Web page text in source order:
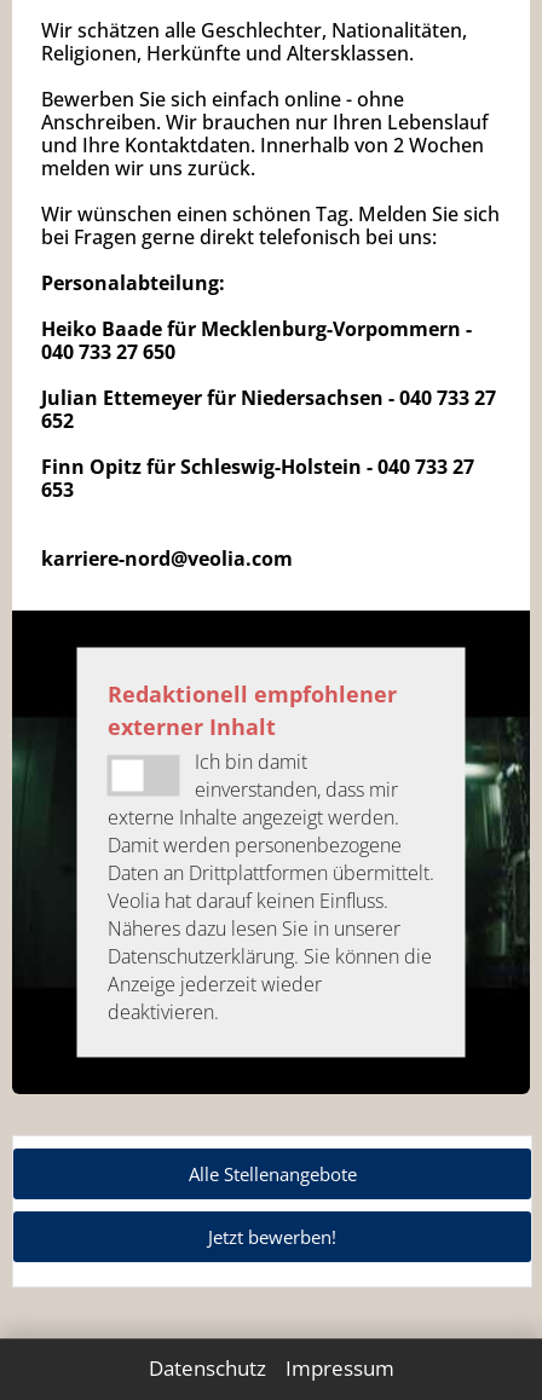
Alle Stellenangebote
Jetzt bewerben!
Wir schätzen alle Geschlechter, Nationalitäten,
Religionen, Herkünfte und Altersklassen.
Bewerben Sie sich einfach online - ohne
Anschreiben. Wir brauchen nur Ihren Lebenslauf
und Ihre Kontaktdaten. Innerhalb von 2 Wochen
melden wir uns zurück.
Wir wünschen einen schönen Tag. Melden Sie sich
bei Fragen gerne direkt telefonisch bei uns:
Personalabteilung:
Heiko Baade für Mecklenburg-Vorpommern -
040 733 27 650
Julian Ettemeyer für Niedersachsen - 040 733 27
652
Finn Opitz für Schleswig-Holstein - 040 733 27
653
karriere-nord@veolia.com
Redaktionell empfohlener
externer Inhalt
Ich bin damit
einverstanden, dass mir
externe Inhalte angezeigt werden.
Damit werden personenbezogene
Daten an Drittplattformen übermittelt.
Veolia hat darauf keinen Einfluss.
Näheres dazu lesen Sie in unserer
Datenschutzerklärung. Sie können die
Anzeige jederzeit wieder
deaktivieren.
Datenschutz Impressum